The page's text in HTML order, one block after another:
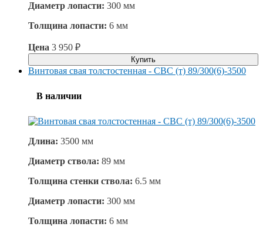
Диаметр лопасти: 300 мм
Толщина лопасти: 6 мм
Цена 3 950 ₽
Купить
Винтовая свая толстостенная - СВС (т) 89/300(6)-3500
В наличии
Длина: 3500 мм
Диаметр ствола: 89 мм
Толщина стенки ствола: 6.5 мм
Диаметр лопасти: 300 мм
Толщина лопасти: 6 мм